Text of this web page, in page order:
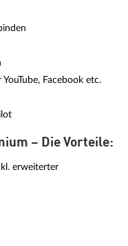
Facebook etc.
– Die Vorteile:
erweiterter